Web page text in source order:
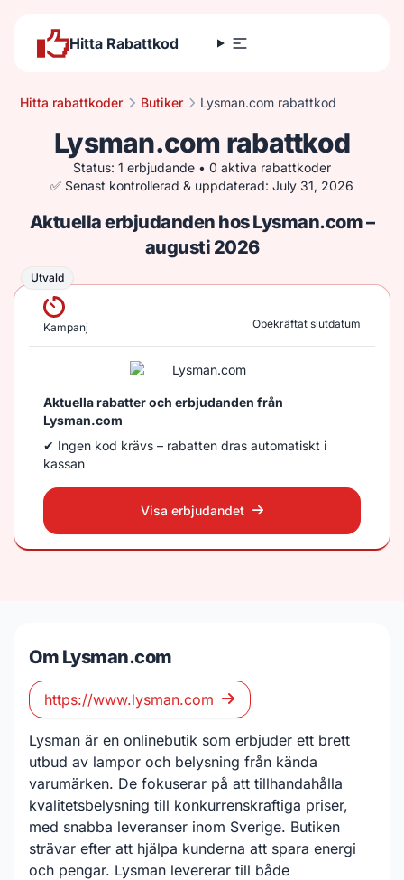
Hitta Rabattkod
Hitta rabattkoder Butiker Lysman.com rabattkod
Lysman.com rabattkod
Status: 1 erbjudande • 0 aktiva rabattkoder
✅ Senast kontrollerad & uppdaterad: July 31, 2026
Aktuella erbjudanden hos Lysman.com –
augusti 2026
Utvald
Utvald
Kampanj Obekräftat slutdatum
Aktuella rabatter och erbjudanden från
Lysman.com
✔ Ingen kod krävs – rabatten dras automatiskt i
kassan
Visa erbjudandet
Om Lysman.com
https://www.lysman.com
Lysman är en onlinebutik som erbjuder ett brett
utbud av lampor och belysning från kända
varumärken. De fokuserar på att tillhandahålla
kvalitetsbelysning till konkurrenskraftiga priser,
med snabba leveranser inom Sverige. Butiken
strävar efter att hjälpa kunderna att spara energi
och pengar. Lysman levererar till både